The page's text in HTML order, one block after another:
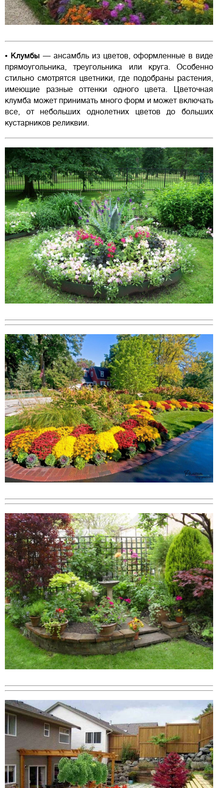
• Клумбы — ансамбль из цветов, оформленные в виде
прямоугольника, треугольника или круга. Особенно
стильно смотрятся цветники, где подобраны растения,
имеющие разные оттенки одного цвета. Цветочная
клумба может принимать много форм и может включать
все, от небольших однолетних цветов до больших
кустарников реликвии.